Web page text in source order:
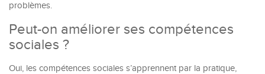
problèmes.
Peut-on améliorer ses compétences
sociales ?
Oui, les compétences sociales s’apprennent par la pratique,